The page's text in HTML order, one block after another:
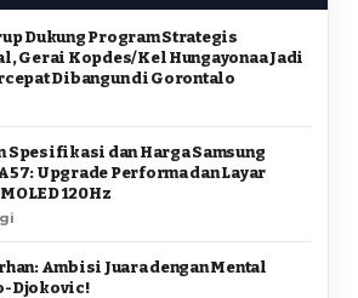
Dukung Program Strategis
Gerai Kopdes/Kel Hungayonaa Jadi
Dibangun di Gorontalo
Spesifikasi dan Harga Samsung
Upgrade Performa dan Layar
120Hz
Ambisi Juara dengan Mental
Djokovic!